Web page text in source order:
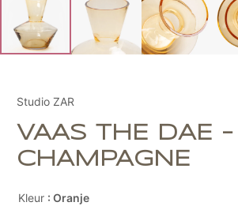
Studio ZAR
VAAS THE DAE -
CHAMPAGNE
Kleur : Oranje